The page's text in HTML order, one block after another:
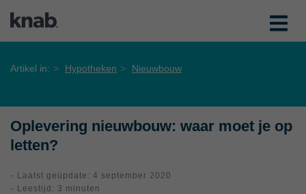
Artikel in: Hypotheken Nieuwbouw
Oplevering nieuwbouw: waar moet je op
letten?
- Laatst geüpdate: 4 september 2020
- Leestijd: 3 minuten